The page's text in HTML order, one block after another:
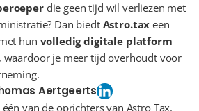
die geen tijd wil verliezen met
Dan biedt Astro.tax een
hun volledig digitale platform
waardoor je meer tijd overhoudt voor
Aertgeerts
van de oprichters van Astro Tax.